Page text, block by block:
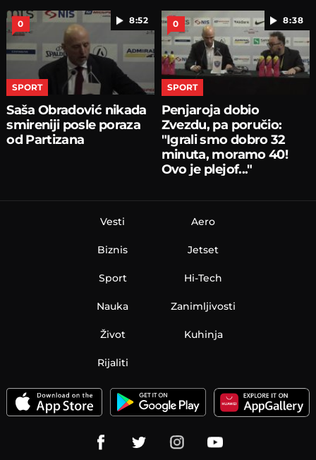
8:52
0
SPORT
Saša Obradović nikada
smireniji posle poraza
od Partizana
8:38
0
SPORT
Penjaroja dobio
Zvezdu, pa poručio:
"Igrali smo dobro 32
minuta, moramo 40!
Ovo je plejof..."
Vesti
Biznis
Sport
Nauka
Aero
Jetset
Hi-Tech
Zanimljivosti
Život Kuhinja
Rijaliti